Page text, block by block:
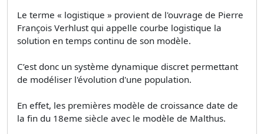
Le terme « logistique » provient de l'ouvrage de Pierre
François Verhlust qui appelle courbe logistique la
solution en temps continu de son modèle.
C’est donc un système dynamique discret permettant
de modéliser l'évolution d'une population.
En effet, les premières modèle de croissance date de
la fin du 18eme siècle avec le modèle de Malthus.